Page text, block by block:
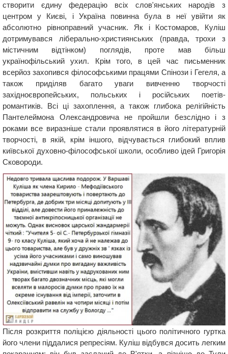
створити єдину федерацію всіх слов'янських народів з
центром у Києві, і Україна повинна була в неї увійти як
абсолютно рівноправний учасник. Як і Костомаров, Куліш
дотримувався ліберально-християнських (правда, трохи з
містичним відтінком) поглядів, проте мав більш
українофільський ухил. Крім того, в цей час письменник
всерйоз захопився філософськими працями Спінози і Гегеля, а
також приділяв багато уваги вивченню творчості
західноєвропейських, польських і російських поетів-
романтиків. Всі ці захоплення, а також глибока релігійність
Пантелеймона Олександровича не пройшли безслідно і з
роками все виразніше стали проявлятися в його літературній
творчості, в якій, крім іншого, відчувається глибокий вплив
київської духовно-філософської школи, особливо ідей Григорія
Сковороди.
Після розкриття поліцією діяльності цього політичного гуртка
його члени піддалися репресіям. Куліш відбувся досить легким